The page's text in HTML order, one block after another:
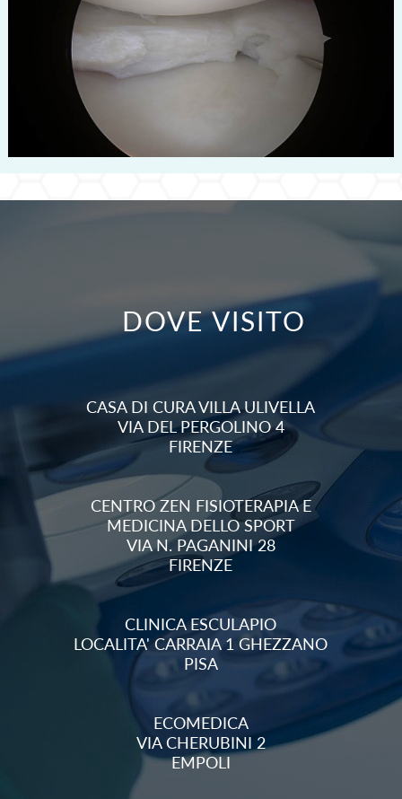
DOVE VISITO
CASA DI CURA VILLA ULIVELLA
VIA DEL PERGOLINO 4
FIRENZE
CENTRO ZEN FISIOTERAPIA E
MEDICINA DELLO SPORT
VIA N. PAGANINI 28
FIRENZE
CLINICA ESCULAPIO
LOCALITA' CARRAIA 1 GHEZZANO
PISA
ECOMEDICA
VIA CHERUBINI 2
EMPOLI